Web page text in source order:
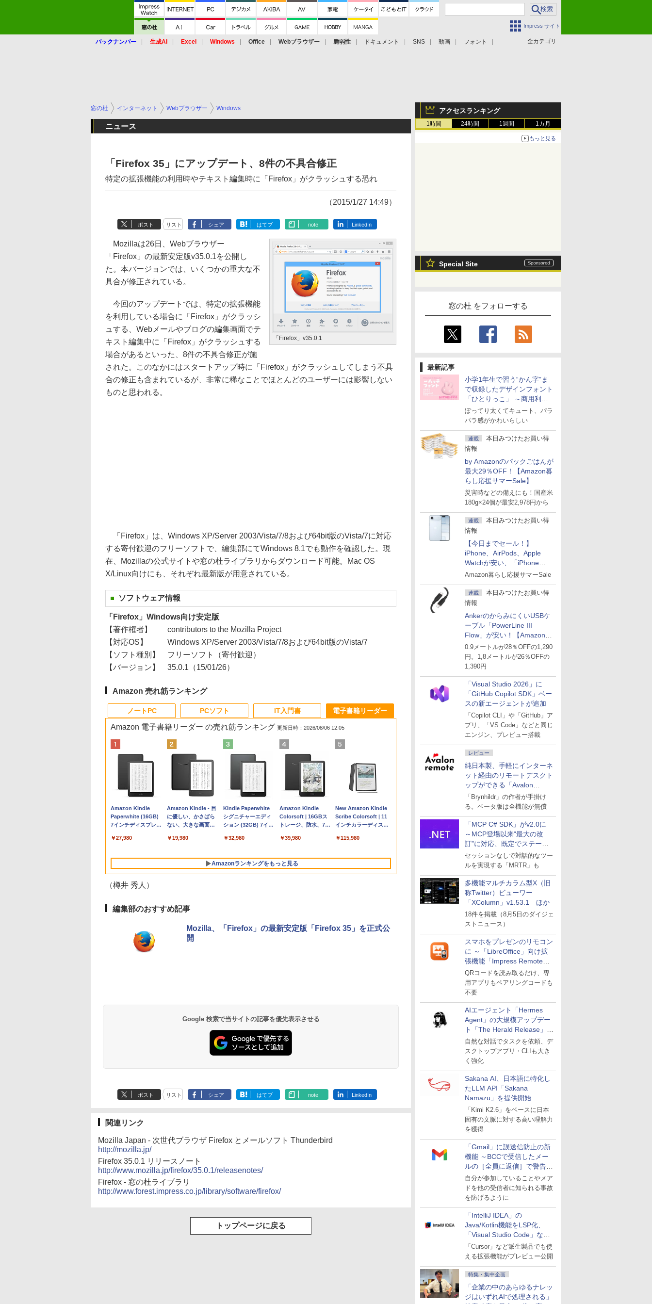
Impress サイト
全カテゴリ
バックナンバー 生成AI Excel Windows Office Webブラウザー 脆弱性 ドキュメント SNS 動画 フォント
アクセスランキング
1時間 24時間 1週間 1カ月
もっと見る
Special Site
窓の杜 をフォローする
最新記事
小学1年生で習う“かん字”ま
で収録したデザインフォント
「ひとりっこ」 ～商用利用
OK
ぽってり太くてキュート、パラ
パラ感がかわいらしい
連載
本日みつけたお買い得
情報
by Amazonのパックごはんが
最大29％OFF！【Amazon暮
らし応援サマーSale】
災害時などの備えにも！国産米
180g×24個が最安2,978円から
連載
本日みつけたお買い得
情報
【今日までセール！】
iPhone、AirPods、Apple
Watchが安い、「iPhone
Air」256GB版が139,800円な
Amazon暮らし応援サマーSale
連載
本日みつけたお買い得
情報
AnkerのからみにくいUSBケ
ーブル「PowerLine III
Flow」が安い！【Amazon暮
らし応援サマーSale】
0.9メートルが28％OFFの1,290
円。1,8メートルが26％OFFの
1,390円
「Visual Studio 2026」に
「GitHub Copilot SDK」ベー
スの新エージェントが追加
「Copilot CLI」や「GitHub」ア
プリ、「VS Code」などと同じ
エンジン、プレビュー搭載
レビュー
純日本製、手軽にインターネ
ット経由のリモートデスクト
ップができる「Avalon
remote」
「Brynhildr」の作者が手掛け
る。ベータ版は全機能が無償
「MCP C# SDK」がv2.0に
～MCP登場以来“最大の改
訂”に対応、既定でステート
レスへ
セッションなしで対話的なツー
ルを実現する「MRTR」も
多機能マルチカラム型X（旧
称Twitter）ビューワー
「XColumn」v1.53.1 ほか
18件を掲載（8月5日のダイジェ
ストニュース）
スマホをプレゼンのリモコン
に ～「LibreOffice」向け拡
張機能「Impress Remote」
が公開
QRコードを読み取るだけ、専
用アプリもペアリングコードも
不要
AIエージェント「Hermes
Agent」の大規模アップデー
ト「The Herald Release」が
公開
自然な対話でタスクを依頼、デ
スクトップアプリ・CLIも大き
く強化
Sakana AI、日本語に特化し
たLLM API「Sakana
Namazu」を提供開始
「Kimi K2.6」をベースに日本
固有の文脈に対する高い理解力
を獲得
「Gmail」に誤送信防止の新
機能 ～BCCで受信したメー
ルの［全員に返信］で警告を
表示
自分が参加していることやメア
ドを他の受信者に知られる事故
を防げるように
「IntelliJ IDEA」の
Java/Kotlin機能をLSP化、
「Visual Studio Code」など
にも開放
「Cursor」など派生製品でも使
える拡張機能がプレビュー公開
特集・集中企画
「企業の中のあらゆるナレッ
ジはいずれAIで処理される」
窓の杜 インターネット Webブラウザー Windows
ニュース
「Firefox 35」にアップデート、8件の不具合修正
特定の拡張機能の利用時やテキスト編集時に「Firefox」がクラッシュする恐れ
（2015/1/27 14:49）
ポスト リスト シェア はてブ note LinkedIn
「Firefox」v35.0.1
Mozillaは26日、Webブラウザー
「Firefox」の最新安定版v35.0.1を公開し
た。本バージョンでは、いくつかの重大な不
具合が修正されている。
今回のアップデートでは、特定の拡張機能
を利用している場合に「Firefox」がクラッシ
ュする、Webメールやブログの編集画面でテ
キスト編集中に「Firefox」がクラッシュする
場合があるといった、8件の不具合修正が施
された。このなかにはスタートアップ時に「Firefox」がクラッシュしてしまう不具
合の修正も含まれているが、非常に稀なことでほとんどのユーザーには影響しない
ものと思われる。
「Firefox」は、Windows XP/Server 2003/Vista/7/8および64bit版のVista/7に対応
する寄付歓迎のフリーソフトで、編集部にてWindows 8.1でも動作を確認した。現
在、Mozillaの公式サイトや窓の杜ライブラリからダウンロード可能。Mac OS
X/Linux向けにも、それぞれ最新版が用意されている。
ソフトウェア情報
「Firefox」Windows向け安定版
【著作権者】
contributors to the Mozilla Project
【対応OS】
Windows XP/Server 2003/Vista/7/8および64bit版のVista/7
【ソフト種別】
フリーソフト（寄付歓迎）
【バージョン】
35.0.1（15/01/26）
Amazon 売れ筋ランキング
ノートPC
Apple 2026
MacBook Neo A18
Proチップ搭載13イ
AIとApple
設計、Liquid Retina
ユニファイドメモ
リ、512GB SSDスト
レージ、1080p
ラ、Touch ID - イン
￥137,800
tomtoc 360°保護
15.6 16インチ パソコ
ンケース Dell NEC
dynabook Lenovo
￥2,952
Apple 2026
MacBook Air M5チ
ップ搭載13インチノ
Apple Intelligence、
Retinaディスプレ
イ、24GBユニファイ
ドメモリ、1TB SSD
￥298,901
【Amazon.co.jp限
定】 HP ノートパソ
コン 15-fd 15.6イン
512GB SSD インテ
￥129,800
FMV ノートパソコン
WE1-K3 (MS 365
Personal/Copilotキー
型/Core i5/16GB/SSD
FMVWK3E15W_AZ
￥119,800
PCソフト
Xbox プリペイドカ
ード 10,000円 デジタ
ルコード 【旧 Xbox
ラインコード]
￥10,000
Robloxギフトカード
- 800 Robux 【限定
バーチャルアイテム
ンゲームコード】 ロ
インコード版
￥1,300
Microsoft Office
Home & Business
2024(最新 永続版)|オ
版|Windows11、
￥39,582
Robloxギフトカード
- 2,000 Robux 【限
定バーチャルアイテ
インゲームコード】
ラインコード版
￥3,200
Robloxギフトカード -
1000 Robux 【限定バ
ーチャルアイテムを含
ムコード】 ロブロック
版
￥1,600
IT入門書
生成AIパスポート公
式テキスト 第４版
￥1,766
AIイラスト表現辞典:
思い通りの絵を引き
出す プロンプトの言
ズ (はぴーイラスト
￥99
ClaudeCode いちば
んやさしい 教科書:
非エンジニア 初心者
マニュアル AI副業に
もKindle出版にも！
非エンジニアのため
のAIコーディング入
￥99
FM TOWNS ハイパ
ー・カタログ: 本体
ハードウェア・市販
フェクトリストと最
￥1,600
1冊ですべて身につく
HTML & CSSとWebデ
ザイン入門講座［第2
￥2,326
電子書籍リーダー
Amazon 電子書籍リーダー の売れ筋ランキング 更新日時：2026/08/06 12:05
Amazon Kindle
Paperwhite (16GB)
7インチディスプレ
ト、12週間持続バッ
ブラック
￥27,980
Amazon Kindle - 目
に優しい、かさばら
ない、大きな画面で
続バッテリー、6イン
書籍リーダー、ブラ
ック、16GB、広告な
し
￥19,980
Kindle Paperwhite
シグニチャーエディ
ション (32GB) 7イン
るさ自動調整、色調
持続バッテリー、広
告なし、メタリック
ブラック
￥32,980
Amazon Kindle
Colorsoft | 16GBス
トレージ、防水、7イ
レイ、色調調節ライ
ッテリー、広告無
し、ブラック (2025
年発売)
￥39,980
New Amazon Kindle
Scribe Colorsoft | 11
インチカラーディスプ
ジ、ノート機能搭載、
調節ライト、プレミア
イト
￥115,980
Amazonランキングをもっと見る
（樽井 秀人）
編集部のおすすめ記事
Mozilla、「Firefox」の最新安定版「Firefox 35」を正式公
開
Google 検索で当サイトの記事を優先表示させる
ポスト リスト シェア はてブ note LinkedIn
関連リンク
Mozilla Japan - 次世代ブラウザ Firefox とメールソフト Thunderbird
http://mozilla.jp/
Firefox 35.0.1 リリースノート
http://www.mozilla.jp/firefox/35.0.1/releasenotes/
Firefox - 窓の杜ライブラリ
http://www.forest.impress.co.jp/library/software/firefox/
トップページに戻る